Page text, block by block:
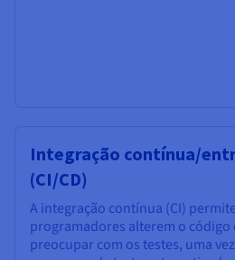
Integração contínua/
(CI/CD)
A integração contínua (CI)
programadores alterem o código
preocupar com os testes, uma